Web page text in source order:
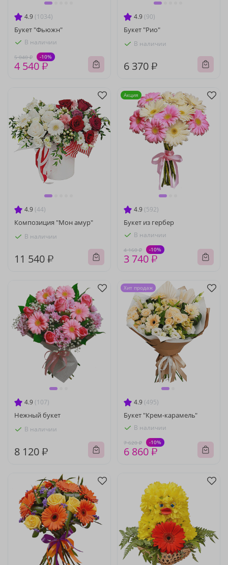
4.9 (1034)
Букет "Фьюжн"
В наличии
5 040 ₽ -10%
4 540 ₽
4.9 (90)
Букет "Рио"
В наличии
6 370 ₽
4.9 (44)
Композиция "Мон амур"
В наличии
11 540 ₽
4.9 (592)
Букет из гербер
В наличии
4 160 ₽ -10%
3 740 ₽
Акция
4.9 (107)
Нежный букет
В наличии
8 120 ₽
4.9 (495)
Букет "Крем-карамель"
В наличии
7 620 ₽ -10%
6 860 ₽
Хит продаж